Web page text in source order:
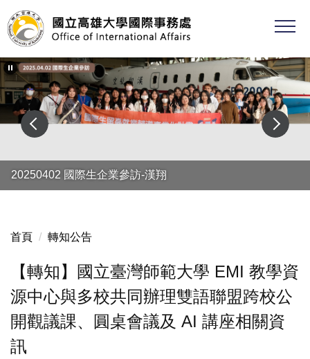
跳
到
主
要
內
容
區
20250402 國際生企業參訪-漢翔
20240402-04 境外生文化參訪
首頁 轉知公告
【轉知】國立臺灣師範大學 EMI 教學資
源中心與多校共同辦理雙語聯盟跨校公
開觀議課、圓桌會議及 AI 講座相關資
訊